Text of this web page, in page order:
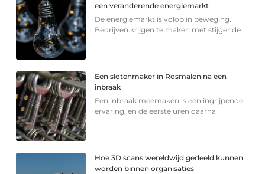
een veranderende energiemarkt
De energiemarkt is volop in beweging.
Bedrijven krijgen te maken met stijgende
Een slotenmaker in Rosmalen na een
inbraak
Een inbraak meemaken is een ingrijpende
ervaring, en de eerste uren daarna
Hoe 3D scans wereldwijd gedeeld kunnen
worden binnen organisaties